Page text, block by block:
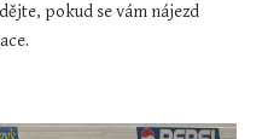
pokud se vám nájezd